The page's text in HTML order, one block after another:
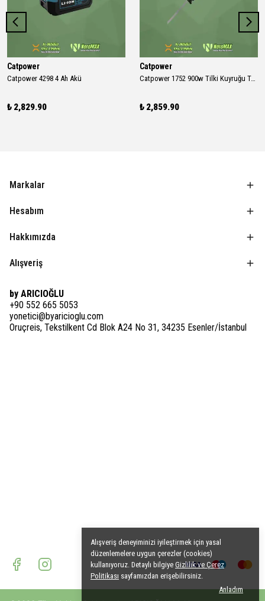
Alışveriş deneyiminizi iyileştirmek için yasal
düzenlemelere uygun çerezler (cookies)
kullanıyoruz. Detaylı bilgiye Gizlilik ve Çerez
Politikası sayfamızdan erişebilirsiniz.
Anladım
Catpower
Catpower 4298 4 Ah Akü
₺ 2,829.90
Catpower
Catpower 1752 900w Tilki Kuyruğu Testere
₺ 2,859.90
Markalar
Hesabım
Hakkımızda
Alışveriş
by ARICIOĞLU
+90 552 665 5053
yonetici@byaricioglu.com
Oruçreis, Tekstilkent Cd Blok A24 No 31, 34235 Esenler/İstanbul